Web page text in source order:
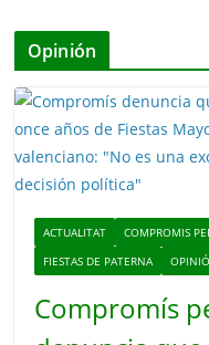
Opinión
ACTUALITAT
COMPROMIS
FIESTAS DE PATERNA
OPINIÓ
Compromís